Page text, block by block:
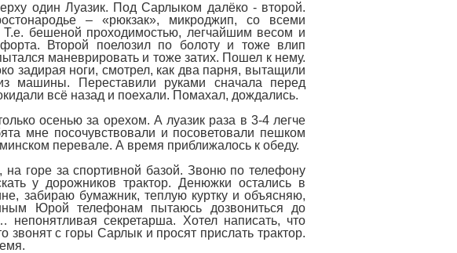
один Луазик. Под Сарлыком далёко - второй.
– «рюкзак», микроджип, со всеми
бешеной проходимостью, легчайшим весом и
Второй поелозил по болоту и тоже влип
маневрировать и тоже затих. Пошел к нему.
задирая ноги, смотрел, как два парня, вытащили
машины. Переставили руками сначала перед
всё назад и поехали. Помахал, дождались.
осенью за орехом. А луазик раза в 3-4 легче
мне посочувствовали и посоветовали пешком
перевале. А время приближалось к обеду.
горе за спортивной базой. Звоню по телефону
у дорожников трактор. Денюжки остались в
забираю бумажник, теплую куртку и объясняю,
Юрой телефонам пытаюсь дозвониться до
секретарша. Хотел написать, что
звонят с горы Сарлык и просят прислать трактор.